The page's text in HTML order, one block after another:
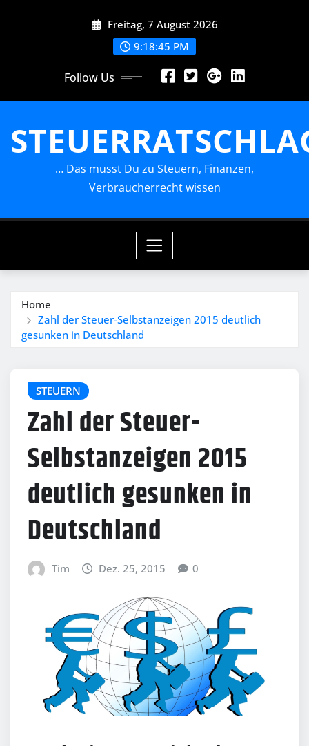
Freitag, 7 August 2026
9:18:47 PM
Follow Us
… Das musst Du zu Steuern, Finanzen,
Verbraucherrecht wissen
Home
Zahl der Steuer-Selbstanzeigen 2015 deutlich
gesunken in Deutschland
STEUERN
Zahl der Steuer-
Selbstanzeigen 2015
deutlich gesunken in
Deutschland
Tim Dez. 25, 2015 0